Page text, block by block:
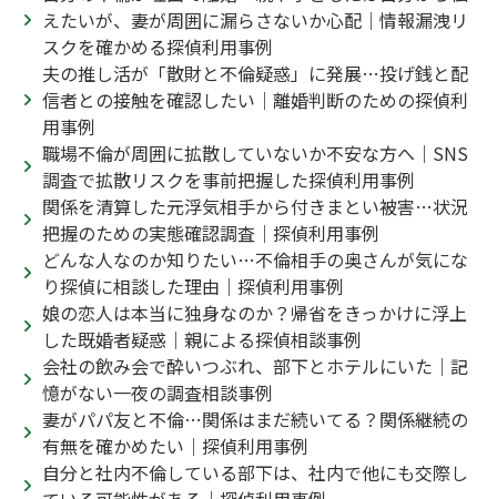
えたいが、妻が周囲に漏らさないか心配｜情報漏洩リ
スクを確かめる探偵利用事例
夫の推し活が「散財と不倫疑惑」に発展…投げ銭と配
信者との接触を確認したい｜離婚判断のための探偵利
用事例
職場不倫が周囲に拡散していないか不安な方へ｜SNS
調査で拡散リスクを事前把握した探偵利用事例
関係を清算した元浮気相手から付きまとい被害…状況
把握のための実態確認調査｜探偵利用事例
どんな人なのか知りたい…不倫相手の奥さんが気にな
り探偵に相談した理由｜探偵利用事例
娘の恋人は本当に独身なのか？帰省をきっかけに浮上
した既婚者疑惑｜親による探偵相談事例
会社の飲み会で酔いつぶれ、部下とホテルにいた｜記
憶がない一夜の調査相談事例
妻がパパ友と不倫…関係はまだ続いてる？関係継続の
有無を確かめたい｜探偵利用事例
自分と社内不倫している部下は、社内で他にも交際し